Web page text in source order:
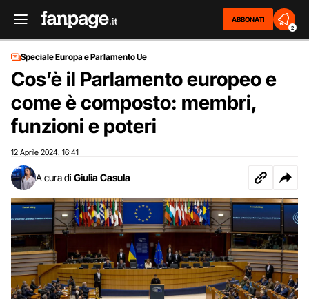
ABBONATI
2
Speciale Europa e Parlamento Ue
Cos’è il Parlamento europeo e
come è composto: membri,
funzioni e poteri
12 Aprile 2024 16:41
A cura di Giulia Casula